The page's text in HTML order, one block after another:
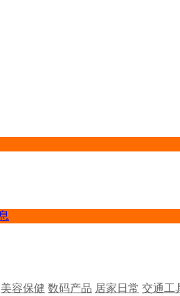
美容保健 数码产品 居家日常 交通工